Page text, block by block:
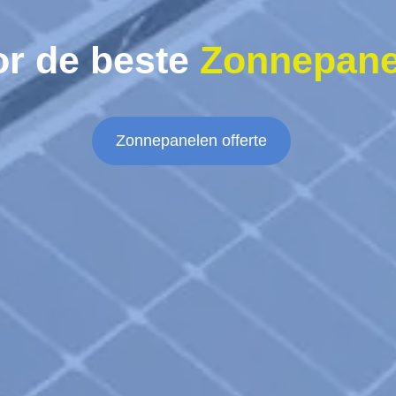
de beste
Zonnepanelen offerte